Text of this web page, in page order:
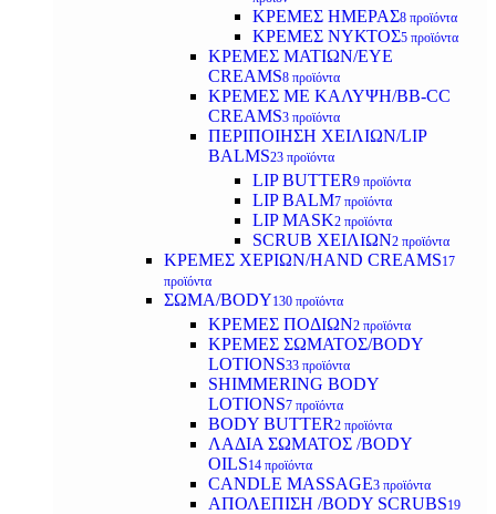
ΚΡΕΜΕΣ ΗΜΕΡΑΣ8 προϊόντα
ΚΡΕΜΕΣ ΝΥΚΤΟΣ5 προϊόντα
ΚΡΕΜΕΣ ΜΑΤΙΩΝ/EYE
CREAMS8 προϊόντα
ΚΡΕΜΕΣ ΜΕ ΚΑΛΥΨΗ/BB-CC
CREAMS3 προϊόντα
ΠΕΡΙΠΟΙΗΣΗ ΧΕΙΛΙΩΝ/LIP
BALMS23 προϊόντα
LIP BUTTER9 προϊόντα
LIP BALM7 προϊόντα
LIP MASK2 προϊόντα
SCRUB ΧΕΙΛΙΩΝ2 προϊόντα
ΚΡΕΜΕΣ ΧΕΡΙΩΝ/HAND CREAMS17
προϊόντα
ΣΩΜΑ/BODY130 προϊόντα
ΚΡΕΜΕΣ ΠΟΔΙΩΝ2 προϊόντα
ΚΡΕΜΕΣ ΣΩΜΑΤΟΣ/BODY
LOTIONS33 προϊόντα
SHIMMERING BODY
LOTIONS7 προϊόντα
BODY BUTTER2 προϊόντα
ΛΑΔΙΑ ΣΩΜΑΤΟΣ /BODY
OILS14 προϊόντα
CANDLE MASSAGE3 προϊόντα
ΑΠΟΛΕΠΙΣΗ /BODY SCRUBS19